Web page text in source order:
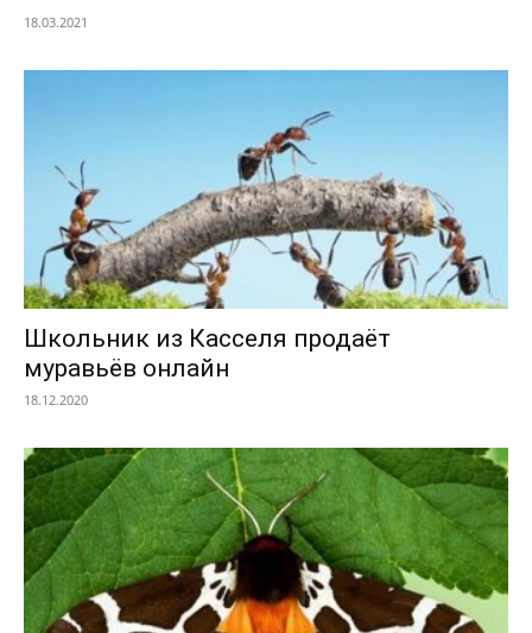
18.03.2021
Школьник из Касселя продаёт
муравьёв онлайн
18.12.2020